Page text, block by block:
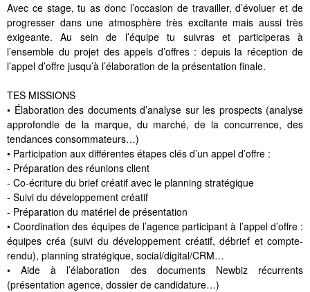
Avec ce stage, tu as donc l’occasion de travailler, d’évoluer et de
progresser dans une atmosphère très excitante mais aussi très
exigeante. Au sein de l’équipe tu suivras et participeras à
l’ensemble du projet des appels d’offres : depuis la réception de
l’appel d’offre jusqu’à l’élaboration de la présentation finale.
TES MISSIONS
• Élaboration des documents d’analyse sur les prospects (analyse
approfondie de la marque, du marché, de la concurrence, des
tendances consommateurs…)
• Participation aux différentes étapes clés d’un appel d’offre :
- Préparation des réunions client
- Co-écriture du brief créatif avec le planning stratégique
- Suivi du développement créatif
- Préparation du matériel de présentation
• Coordination des équipes de l’agence participant à l’appel d’offre :
équipes créa (suivi du développement créatif, débrief et compte-
rendu), planning stratégique, social/digital/CRM…
• Aide à l’élaboration des documents Newbiz récurrents
(présentation agence, dossier de candidature…)